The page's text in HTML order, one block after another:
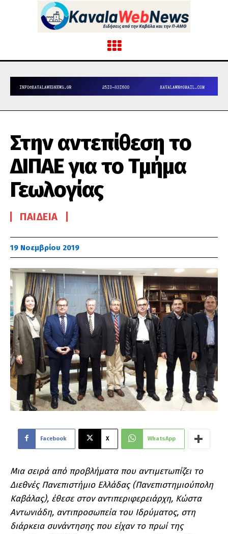
Στην αντεπίθεση το
ΔΙΠΑΕ για το Τμήμα
Γεωλογίας
ΠΑΙΔΕΊΑ
19 Νοεμβρίου 2019
Facebook X WhatsApp
Μια σειρά από προβλήματα που αντιμετωπίζει το
Διεθνές Πανεπιστήμιο Ελλάδας (Πανεπιστημιούπολη
Καβάλας), έθεσε στον αντιπεριφερειάρχη, Κώστα
Αντωνιάδη, αντιπροσωπεία του Ιδρύματος, στη
διάρκεια συνάντησης που είχαν το πρωί της